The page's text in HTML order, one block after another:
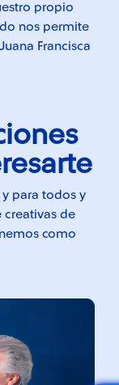
propio
nos permite
Francisca
para todos y
creativas de
como